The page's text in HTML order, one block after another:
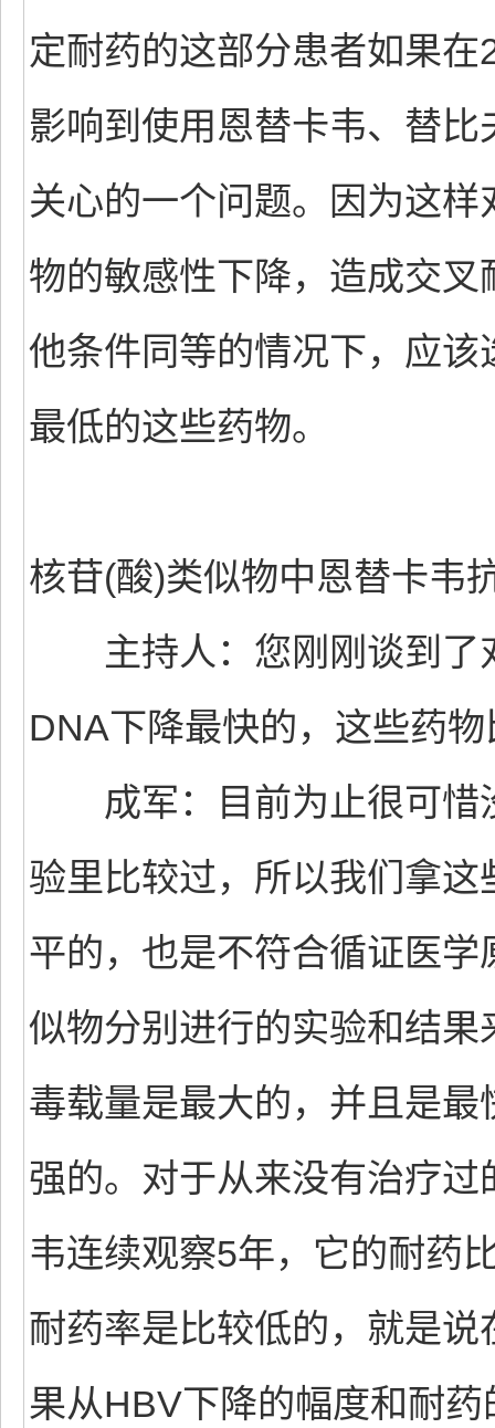
定耐药的这部分患者如果
影响到使用恩替卡韦、替
关心的一个问题。因为这
物的敏感性下降，造成交
他条件同等的情况下，应
最低的这些药物。
核苷(酸)类似物中恩替卡韦
主持人：您刚刚谈到了
DNA下降最快的，这些药
成军：目前为止很可惜
验里比较过，所以我们拿
平的，也是不符合循证医
似物分别进行的实验和结
毒载量是最大的，并且是
强的。对于从来没有治疗
韦连续观察5年，它的耐药
耐药率是比较低的，就是
果从HBV下降的幅度和耐